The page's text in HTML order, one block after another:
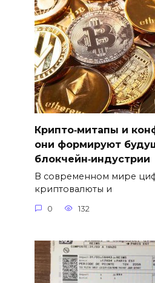
Крипто‑митапы и
они формируют
блокчейн‑индустрии
В современном мире
криптовалюты и
0 132